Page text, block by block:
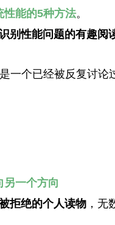
性能的5种方法。
别性能问题的有趣阅
一个已经被反复讨论
另一个方向
拒绝的个人读物，无